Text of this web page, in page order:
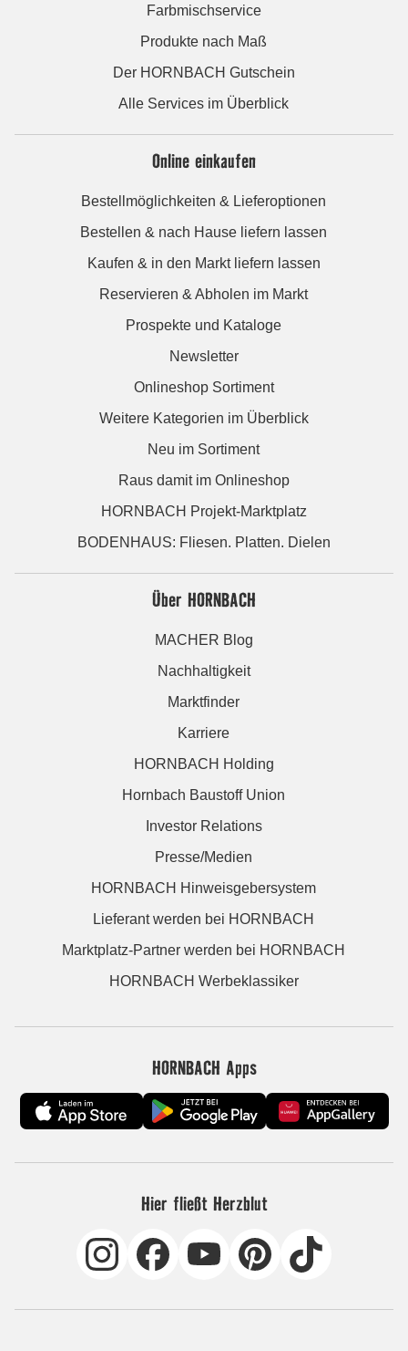
Farbmischservice
Produkte nach Maß
Der HORNBACH Gutschein
Alle Services im Überblick
Online einkaufen
Bestellmöglichkeiten & Lieferoptionen
Bestellen & nach Hause liefern lassen
Kaufen & in den Markt liefern lassen
Reservieren & Abholen im Markt
Prospekte und Kataloge
Newsletter
Onlineshop Sortiment
Weitere Kategorien im Überblick
Neu im Sortiment
Raus damit im Onlineshop
HORNBACH Projekt-Marktplatz
BODENHAUS: Fliesen. Platten. Dielen
Über HORNBACH
MACHER Blog
Nachhaltigkeit
Marktfinder
Karriere
HORNBACH Holding
Hornbach Baustoff Union
Investor Relations
Presse/Medien
HORNBACH Hinweisgebersystem
Lieferant werden bei HORNBACH
Marktplatz-Partner werden bei HORNBACH
HORNBACH Werbeklassiker
HORNBACH Apps
Hier fließt Herzblut